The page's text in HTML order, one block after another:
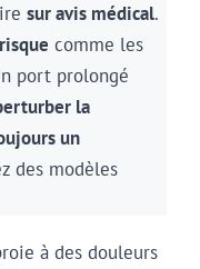
sur avis médical.
comme les
port prolongé
la
un
des modèles
à des douleurs